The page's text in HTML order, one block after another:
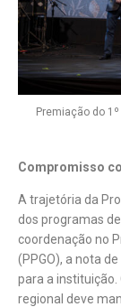
Premiação do
Compromisso
A trajetória da
dos programas
coordenação no
(PPGO), a nota
para a
regional deve